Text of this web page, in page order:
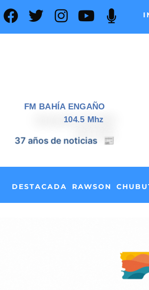
FM BAHÍA ENGAÑO
104.5 Mhz
37 años de noticias 📰
DESTACADA RAWSON